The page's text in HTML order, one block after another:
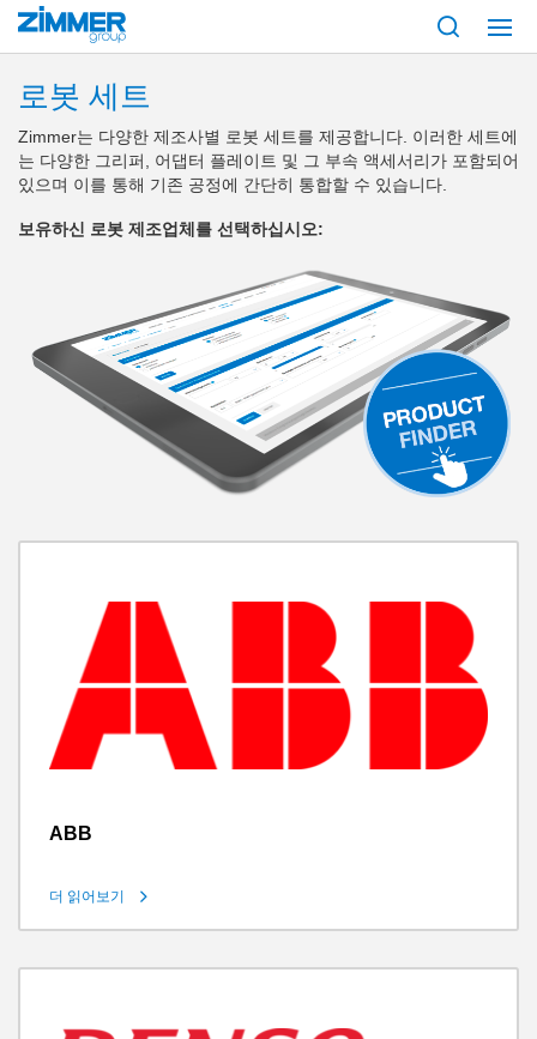
시작 제품
로봇 세트
Zimmer는 다양한 제조사별 로봇 세트를 제공합니다. 이러한 세트에
는 다양한 그리퍼, 어댑터 플레이트 및 그 부속 액세서리가 포함되어
있으며 이를 통해 기존 공정에 간단히 통합할 수 있습니다.
보유하신 로봇 제조업체를 선택하십시오:
ABB
더 읽어보기